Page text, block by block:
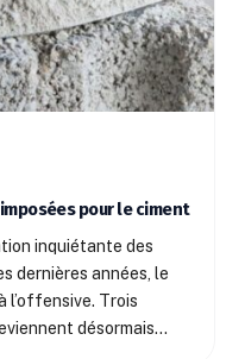
pour le ciment
inquiétante des
dernières années, le
l’offensive. Trois
désormais…